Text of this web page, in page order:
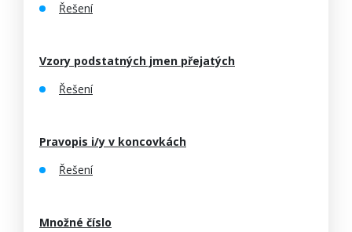
Řešení
Vzory podstatných jmen přejatých
Řešení
Pravopis i/y v koncovkách
Řešení
Množné číslo